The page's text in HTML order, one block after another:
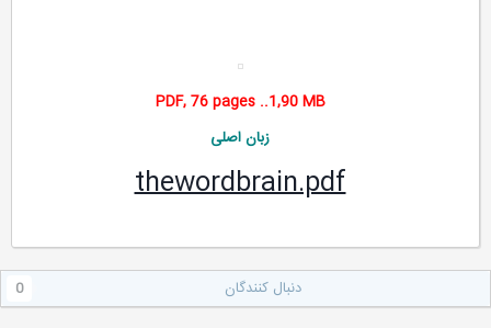
PDF, 76 pages ..1,90 MB
زبان اصلی
thewordbrain.pdf
دنبال کنندگان